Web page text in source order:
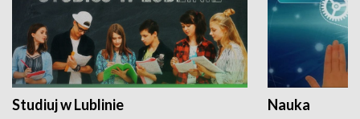
Studiuj w Lublinie Nauka